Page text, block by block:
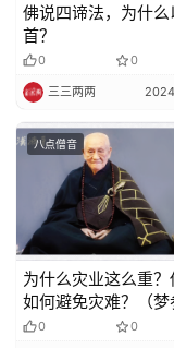
佛说四谛法，为什么
首？
0 0
三三两两
八点僧音
为什么灾业这么重
如何避免灾难？（梦
尚）
0 0